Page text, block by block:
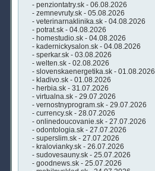
- penziontatry.sk - 06.08.2026
- zemnevruty.sk - 05.08.2026
- veterinarnaklinika.sk - 04.08.2026
- potrat.sk - 04.08.2026
- homestudio.sk - 04.08.2026
- kadernickysalon.sk - 04.08.2026
- sperkar.sk - 03.08.2026
- welten.sk - 02.08.2026
- slovenskaenergetika.sk - 01.08.2026
- kladivo.sk - 01.08.2026
- herbia.sk - 31.07.2026
- virtualna.sk - 29.07.2026
- vernostnyprogram.sk - 29.07.2026
- currency.sk - 28.07.2026
- onlinedoucovanie.sk - 27.07.2026
- odontologia.sk - 27.07.2026
- superslim.sk - 27.07.2026
- kralovianky.sk - 26.07.2026
- sudovesauny.sk - 25.07.2026
- goodnews.sk - 25.07.2026